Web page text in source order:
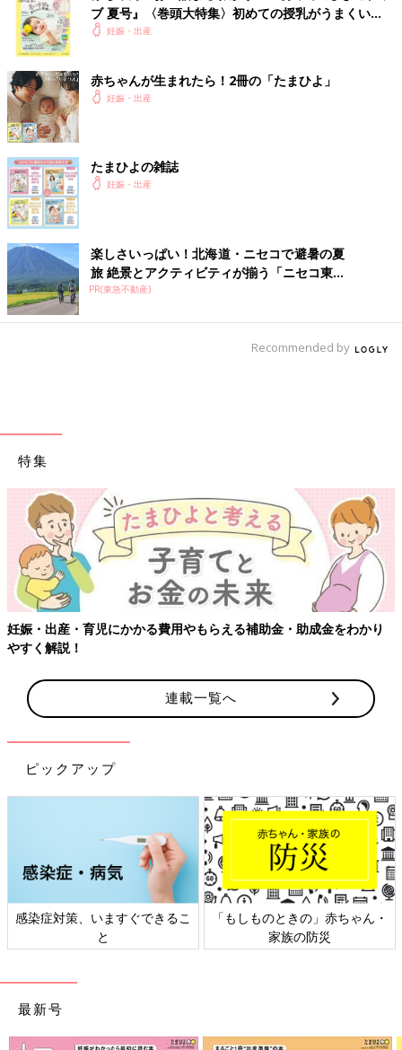
ブ 夏号』〈巻頭大特集〉初めての授乳がうまくい
く！ おっぱい・ミルクの基本と夏のトラブル 解決テ
妊娠・出産
赤ちゃんが生まれたら！2冊の「たまひよ」
妊娠・出産
たまひよの雑誌
妊娠・出産
楽しさいっぱい！北海道・ニセコで避暑の夏
旅 絶景とアクティビティが揃う「ニセコ東...
PR(東急不動産)
Recommended by
特集
妊娠・出産・育児にかかる費用やもらえる補助金・助成金をわかり
やすく解説！
連載一覧へ
ピックアップ
感染症対策、いますぐできるこ
と
「もしものときの」赤ちゃん・
家族の防災
最新号